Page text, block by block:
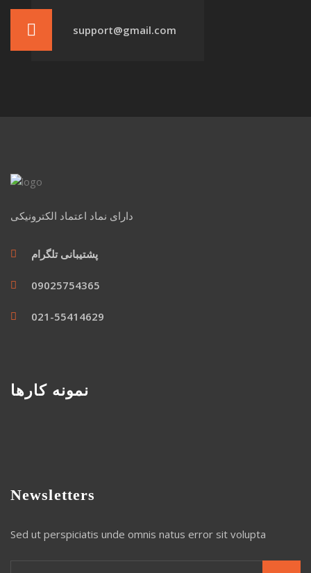
support@gmail.com
دارای نماد اعتماد الکترونیکی
پشتیبانی تلگرام
09025754365
021-55414629
نمونه کارها
Newsletters
Sed ut perspiciatis unde omnis natus error sit volupta